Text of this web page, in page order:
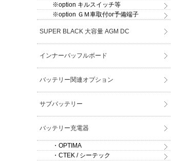
※option キルスイッチ等
※option ＧＭ車取付or予備端子
SUPER BLACK 大容量 AGM DC
インナーバッフルボード
バッテリー関連オプション
サブバッテリー
バッテリー充電器
・OPTIMA
・CTEK / シーテック